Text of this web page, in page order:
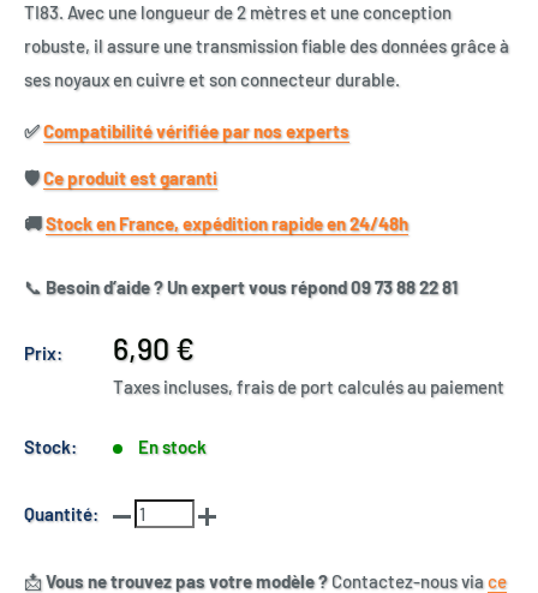
TI83. Avec une longueur de 2 mètres et une conception
robuste, il assure une transmission fiable des données grâce à
ses noyaux en cuivre et son connecteur durable.
✅​Compatibilité vérifiée par nos experts
🛡️​Ce produit est garanti
🚚​Stock en France, expédition rapide en 24/48h
📞 Besoin d’aide ? Un expert vous répond 09 73 88 22 81
Prix:
Prix
réduit
6,90 €
Taxes incluses, frais de port calculés au paiement
Stock: En stock
Quantité:
📩Vous ne trouvez pas votre modèle ?Contactez-nous viace